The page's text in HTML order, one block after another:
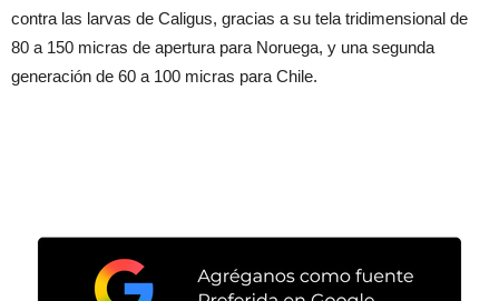
contra las larvas de Caligus, gracias a su tela tridimensional de
80 a 150 micras de apertura para Noruega, y una segunda
generación de 60 a 100 micras para Chile.